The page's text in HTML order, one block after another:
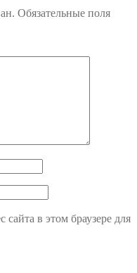
Обязательные поля
в этом браузере для